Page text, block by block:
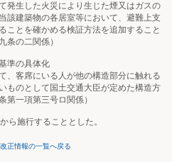
発生した火災により生じた煙又はガスの
該建築物の各居室等において、避難上支
ことを確かめる検証方法を追加すること
条の二関係）
準の具体化
、客席にいる人が他の構造部分に触れる
ものとして国土交通大臣が定めた構造方
第一項第三号ロ関係）
施行することとした。
正情報の一覧へ戻る